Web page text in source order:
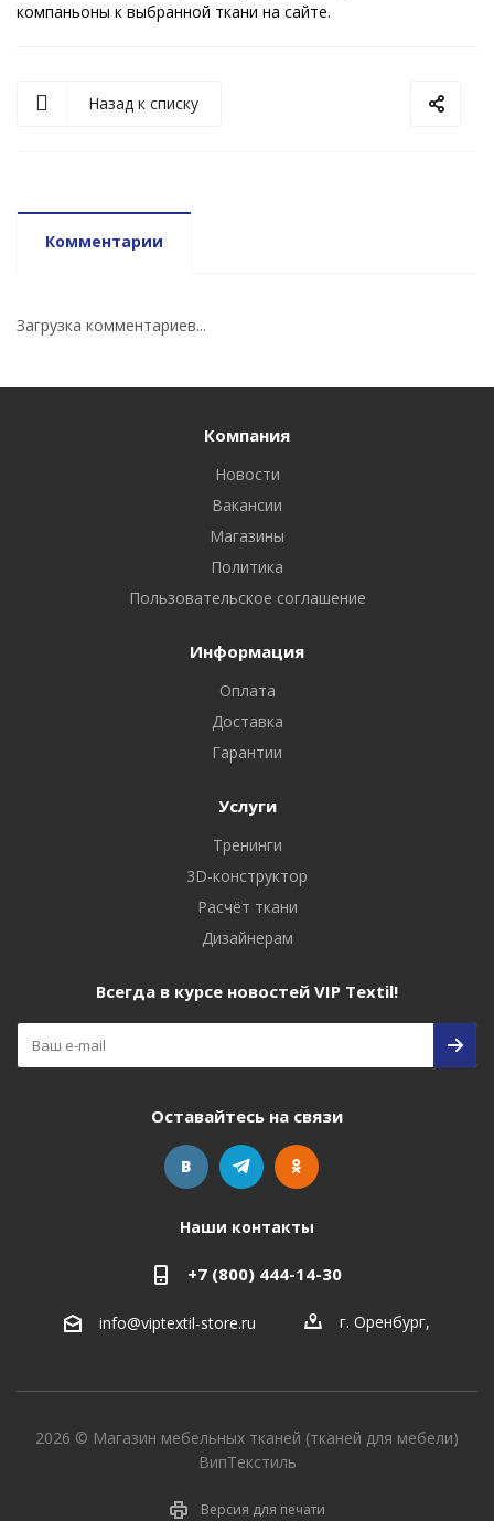
компаньоны к выбранной ткани на сайте.
Назад к списку
Комментарии
Загрузка комментариев...
Компания
Новости
Вакансии
Магазины
Политика
Пользовательское соглашение
Информация
Оплата
Доставка
Гарантии
Услуги
Тренинги
3D-конструктор
Расчёт ткани
Дизайнерам
Всегда в курсе новостей VIP Textil!
Оставайтесь на связи
Наши контакты
+7 (800) 444-14-30
info@viptextil-store.ru г. Оренбург,
2026 © Магазин мебельных тканей (тканей для мебели)
ВипТекстиль
Версия для печати